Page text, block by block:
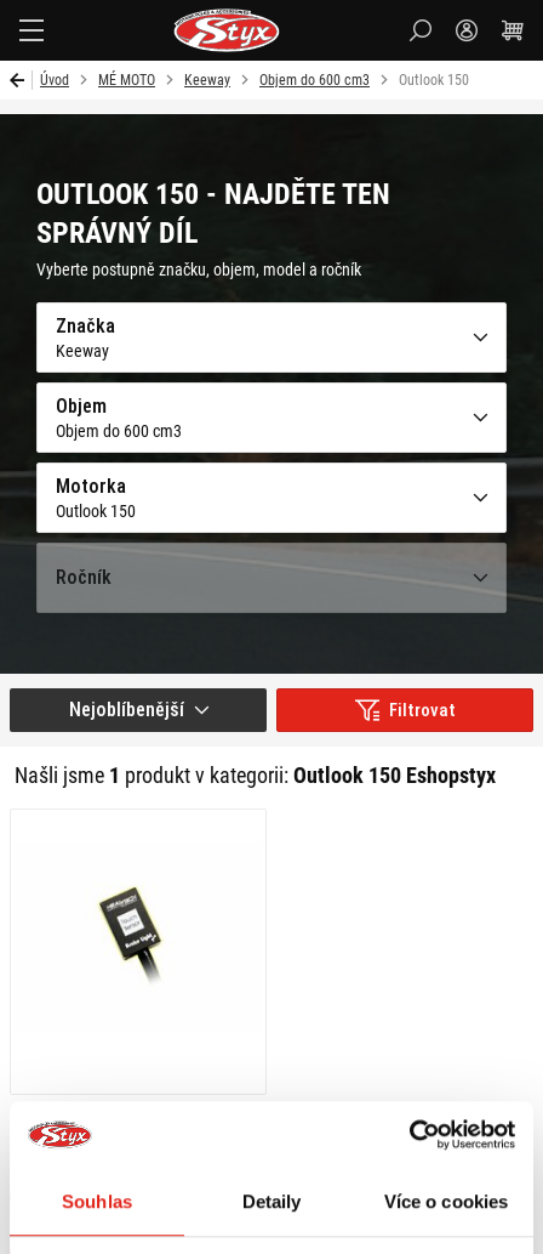
Souhlas Detaily Více o cookies
Úvod MÉ MOTO Keeway Objem do 600 cm3 Outlook 150
OUTLOOK 150 - NAJDĚTE TEN
SPRÁVNÝ DÍL
Vyberte postupně značku, objem, model a ročník
Značka
Keeway
Objem
Objem do 600 cm3
Motorka
Outlook 150
Ročník
Filtrovat
Našli jsme 1 produkt v kategorii:Outlook 150 Eshopstyx
Nejoblíbenější
1 209 Kč
HEALTECH MODUL BRZDOVÉHO
Skladem